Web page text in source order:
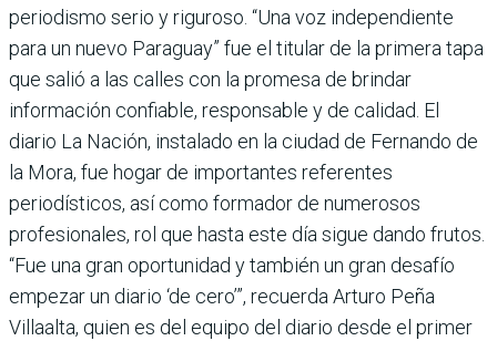
periodismo serio y riguroso. “Una voz independiente
para un nuevo Paraguay” fue el titular de la primera tapa
que salió a las calles con la promesa de brindar
información confiable, responsable y de calidad. El
diario La Nación, instalado en la ciudad de Fernando de
la Mora, fue hogar de importantes referentes
periodísticos, así como formador de numerosos
profesionales, rol que hasta este día sigue dando frutos.
“Fue una gran oportunidad y también un gran desafío
empezar un diario ‘de cero’”, recuerda Arturo Peña
Villaalta, quien es del equipo del diario desde el primer